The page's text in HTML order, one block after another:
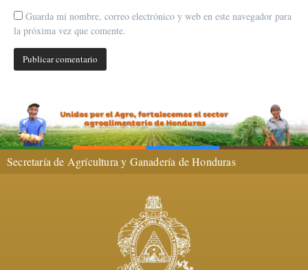
Guarda mi nombre, correo electrónico y web en este navegador para
la próxima vez que comente.
Secretaría de Agrícultura y Ganadería de Honduras